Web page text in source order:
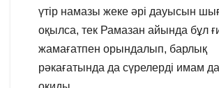
үтір намазы жеке әрі дауысын
оқылса, тек Рамазан айында бұл
жамағатпен орындалып, барлық
рәкағатында да сүрелерді имам